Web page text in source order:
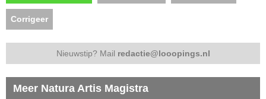
Corrigeer
Nieuwstip? Mail redactie@looopings.nl
Meer Natura Artis Magistra